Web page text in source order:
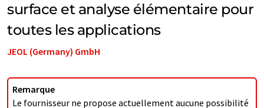
surface et analyse élémentaire pour
toutes les applications
JEOL (Germany) GmbH
Remarque
Le fournisseur ne propose actuellement aucune possibilité